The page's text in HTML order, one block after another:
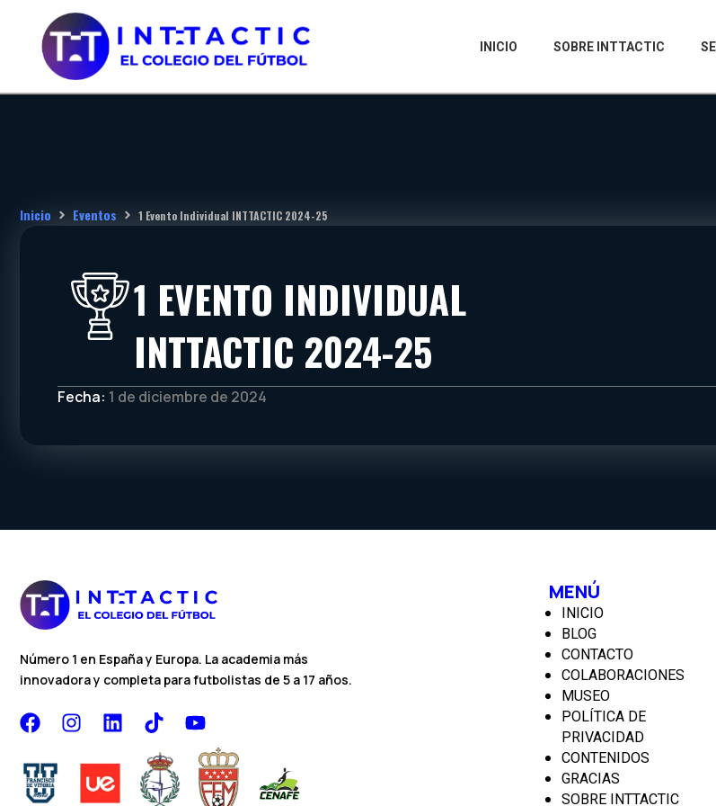
contenido
INICIO SOBRE INTTACTIC
Inicio Eventos 1 Evento Individual INTTACTIC 2024-25
1 EVENTO INDIVIDUAL
INTTACTIC 2024-25
Fecha: 1 de diciembre de 2024
Número 1 en España y Europa. La academia más
innovadora y completa para futbolistas de 5 a 17 años.
F
c
e
I
s
L
n
k
T
k
t
Y
u
t
MENÚ
INICIO
BLOG
CONTACTO
COLABORACIONES
MUSEO
POLÍTICA DE
PRIVACIDAD
CONTENIDOS
GRACIAS
SOBRE INTTACTIC